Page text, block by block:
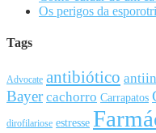
Os perigos da
Tags
Advocate antibiótico
Bayer cachorro Carrapatos
dirofilariose estresse